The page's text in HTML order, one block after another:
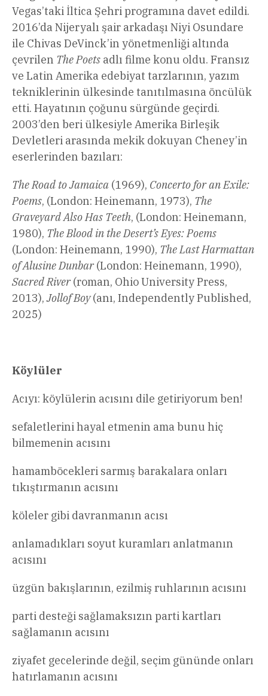
Vegas’taki İltica Şehri programına davet edildi.
2016’da Nijeryalı şair arkadaşı Niyi Osundare
ile Chivas DeVinck’in yönetmenliği altında
çevrilen The Poets adlı filme konu oldu. Fransız
ve Latin Amerika edebiyat tarzlarının, yazım
tekniklerinin ülkesinde tanıtılmasına öncülük
etti. Hayatının çoğunu sürgünde geçirdi.
2003’den beri ülkesiyle Amerika Birleşik
Devletleri arasında mekik dokuyan Cheney’in
eserlerinden bazıları:
The Road to Jamaica (1969), Concerto for an Exile:
Poems, (London: Heinemann, 1973), The
Graveyard Also Has Teeth, (London: Heinemann,
1980), The Blood in the Desert’s Eyes: Poems
(London: Heinemann, 1990), The Last Harmattan
of Alusine Dunbar(London: Heinemann, 1990),
Sacred River(roman, Ohio University Press,
2013),Jollof Boy(anı, Independently Published,
2025)
Köylüler
Acıyı: köylülerin acısını dile getiriyorum ben!
sefaletlerini hayal etmenin ama bunu hiç
bilmemenin acısını
hamamböcekleri sarmış barakalara onları
tıkıştırmanın acısını
köleler gibi davranmanın acısı
anlamadıkları soyut kuramları anlatmanın
acısını
üzgün bakışlarının, ezilmiş ruhlarının acısını
parti desteği sağlamaksızın parti kartları
sağlamanın acısını
ziyafet gecelerinde değil, seçim gününde onları
hatırlamanın acısını